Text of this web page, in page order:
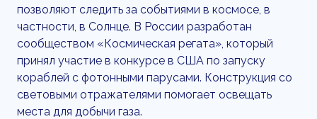
позволяют следить за событиями в космосе, в
частности, в Солнце. В России разработан
сообществом «Космическая регата», который
принял участие в конкурсе в США по запуску
кораблей с фотонными парусами. Конструкция со
световыми отражателями помогает освещать
места для добычи газа.